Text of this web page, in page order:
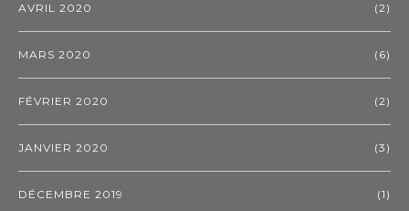
AVRIL 2020 (2)
MARS 2020 (6)
FÉVRIER 2020 (2)
JANVIER 2020 (3)
DÉCEMBRE 2019 (1)